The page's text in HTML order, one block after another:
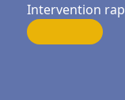
Intervention